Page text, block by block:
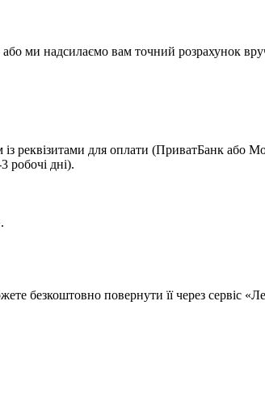
ми надсилаємо вам точний розрахунок
реквізитами для оплати (ПриватБанк або
робочі дні).
безкоштовно повернути її через сервіс